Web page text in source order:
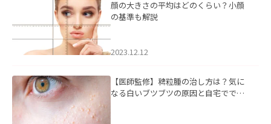
顔の大きさの平均はどのくらい？小顔
の基準も解説
2023.12.12
【医師監修】稗粒腫の治し方は？気に
なる白いブツブツの原因と自宅ででき